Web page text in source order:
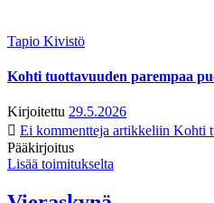
Tapio Kivistö
Kohti tuottavuuden parempaa
Kirjoitettu 29.5.2026
Ei kommentteja artikkeliin Kohti
Pääkirjoitus
Lisää toimitukselta